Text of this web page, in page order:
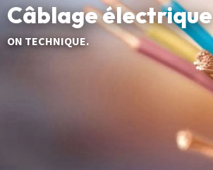
Câblage électrique
ON TECHNIQUE.